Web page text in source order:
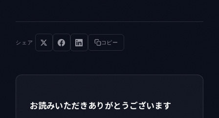
シェア コピー
お読みいただきありがとうございます